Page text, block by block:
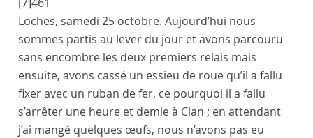
Loches, samedi 25 octobre. Aujourd’hui nous
sommes partis au lever du jour et avons parcouru
sans encombre les deux premiers relais mais
ensuite, avons cassé un essieu de roue qu’il a fallu
fixer avec un ruban de fer, ce pourquoi il a fallu
s’arrêter une heure et demie à Clan ; en attendant
j’ai mangé quelques œufs, nous n’avons pas eu